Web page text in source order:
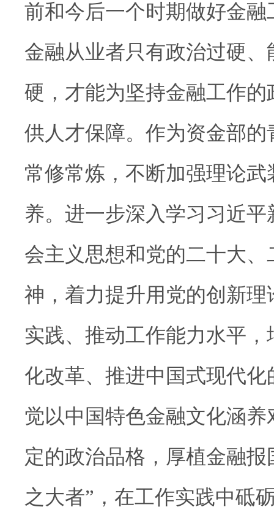
前和今后一个时期做好金
金融从业者只有政治过硬
硬，才能为坚持金融工作
供人才保障。作为资金部
常修常炼，不断加强理论
养。进一步深入学习习近
会主义思想和党的二十大
神，着力提升用党的创新
实践、推动工作能力水平
化改革、推进中国式现代
觉以中国特色金融文化涵
定的政治品格，厚植金融报
之大者”，在工作实践中砥